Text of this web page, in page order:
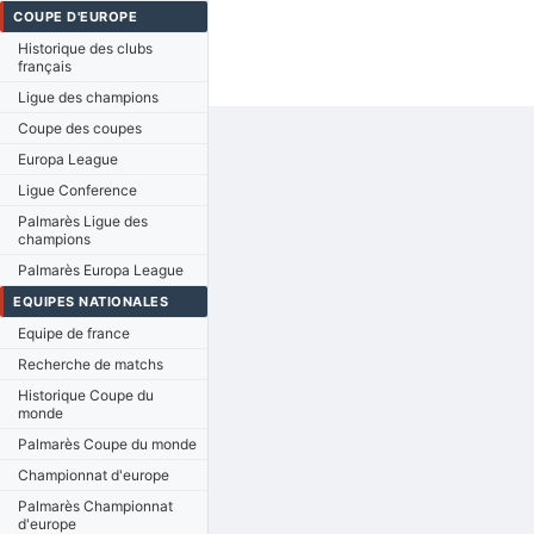
COUPE D'EUROPE
Historique des clubs
français
Ligue des champions
Coupe des coupes
Europa League
Ligue Conference
Palmarès Ligue des
champions
Palmarès Europa League
EQUIPES NATIONALES
Equipe de france
Recherche de matchs
Historique Coupe du
monde
Palmarès Coupe du monde
Championnat d'europe
Palmarès Championnat
d'europe